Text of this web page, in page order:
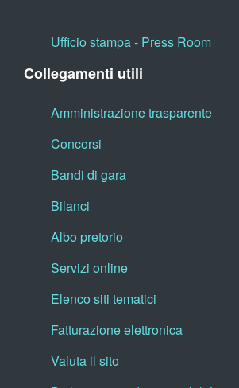
Ufficio stampa - Press Room
Collegamenti utili
Amministrazione trasparente
Concorsi
Bandi di gara
Bilanci
Albo pretorio
Servizi online
Elenco siti tematici
Fatturazione elettronica
Valuta il sito